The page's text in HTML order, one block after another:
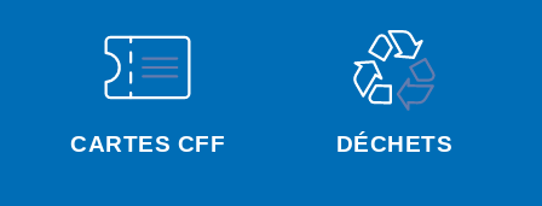
CARTES CFF DÉCHETS